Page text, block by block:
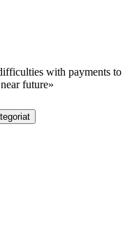
with payments to
future»